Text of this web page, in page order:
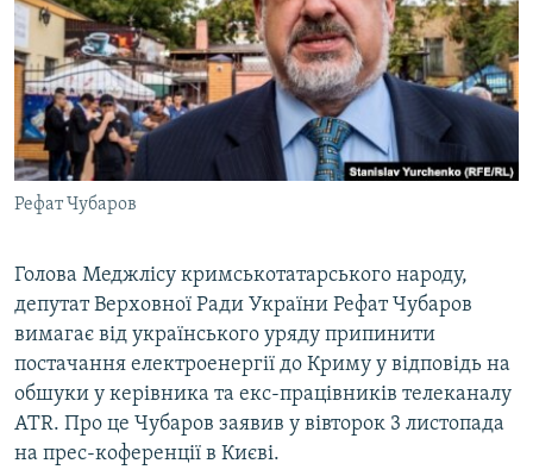
ВІДЕОУРОКИ «ELIFBE»
СВІДЧЕННЯ ОКУПАЦІЇ
УКРАЇНСЬКА ПРОБЛЕМА КРИМУ
ІНФОГРАФІКА
Русский
Qırımtatar
ДОЛУЧАЙСЯ!
Рефат Чубаров
Голова Меджлісу кримськотатарського народу,
депутат Верховної Ради України Рефат Чубаров
вимагає від українського уряду припинити
постачання електроенергії до Криму у відповідь на
обшуки у керівника та екс-працівників телеканалу
ATR. Про це Чубаров заявив у вівторок 3 листопада
на прес-коференції в Києві.